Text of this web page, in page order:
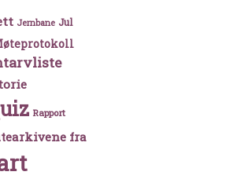
Jernbane Jul
Rapport
fra